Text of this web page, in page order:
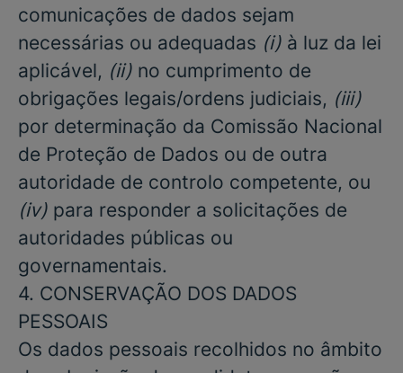
comunicações de dados sejam
necessárias ou adequadas (i) à luz da lei
aplicável, (ii) no cumprimento de
obrigações legais/ordens judiciais, (iii)
por determinação da Comissão Nacional
de Proteção de Dados ou de outra
autoridade de controlo competente, ou
(iv) para responder a solicitações de
autoridades públicas ou
governamentais.
4. CONSERVAÇÃO DOS DADOS
PESSOAIS
Os dados pessoais recolhidos no âmbito